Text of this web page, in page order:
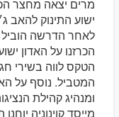
מרים יצאה מחצר
ישוע התינוק להאב
לאחר הדרשה
הכרזנו על האדון
הטקס לווה בשירי חג
המטביל. נוסף על
ומנהיג קהילת
מייסד קוינוניה